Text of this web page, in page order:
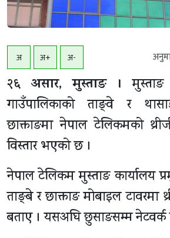
अ अ+ अ-
२६ असार, मुस्ताङ । मुस्ताङ
गाउँपालिकाको ताङ्वे र
छाक्ताङमा नेपाल टेलिकमको
विस्तार भएको छ ।
नेपाल टेलिकम मुस्ताङ कार्यालय
ताङ्बे र छाक्ताङ मोबाइल टावरमा
बताए । यसअघि छुसाङसम्म नेटवर्क